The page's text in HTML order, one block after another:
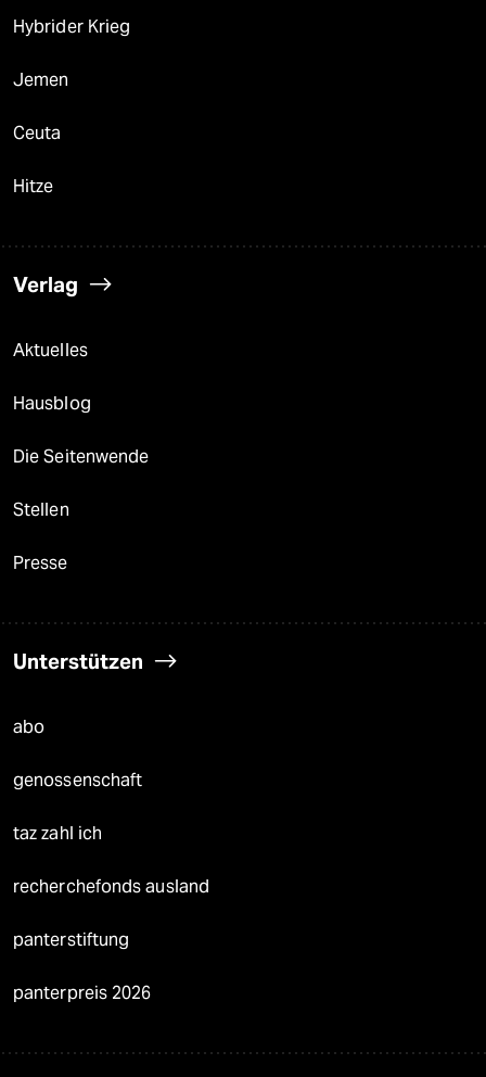
Hybrider Krieg
Jemen
Ceuta
Hitze
Verlag
Aktuelles
Hausblog
Die Seitenwende
Stellen
Presse
Unterstützen
abo
genossenschaft
taz zahl ich
recherchefonds ausland
panterstiftung
panterpreis 2026